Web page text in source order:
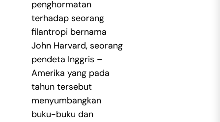
penghormatan
terhadap seorang
filantropi bernama
John Harvard, seorang
pendeta Inggris –
Amerika yang pada
tahun tersebut
menyumbangkan
buku-buku dan